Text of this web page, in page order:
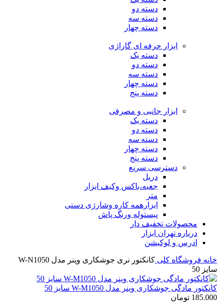
دسته دو
دسته سه
دسته چهار
ابزار حرفه ای گاراژی
دسته یک
دسته دو
دسته سه
دسته چهار
دسته پنج
ابزار جانبی و مصرفی
دسته یک
دسته دو
دسته سه
دسته چهار
دسته پنج
دسترسی سریع
دریل
جعبه،باکس وکیف ابزار
متر
ابزارهمه کاره وشارژی دستی
پیستوله ورنگ پاش
محصولات تخفیف دار
درباره تهران ابزار
ادرس و لوکیشن
خانه فروشگاه کلی
کانکتور نری جوشکاری وینر مدل W-N1050
سایز 50
کانکتور مادگی جوشکاری وینر مدل W-M1050 سایز 50
185.000 تومان